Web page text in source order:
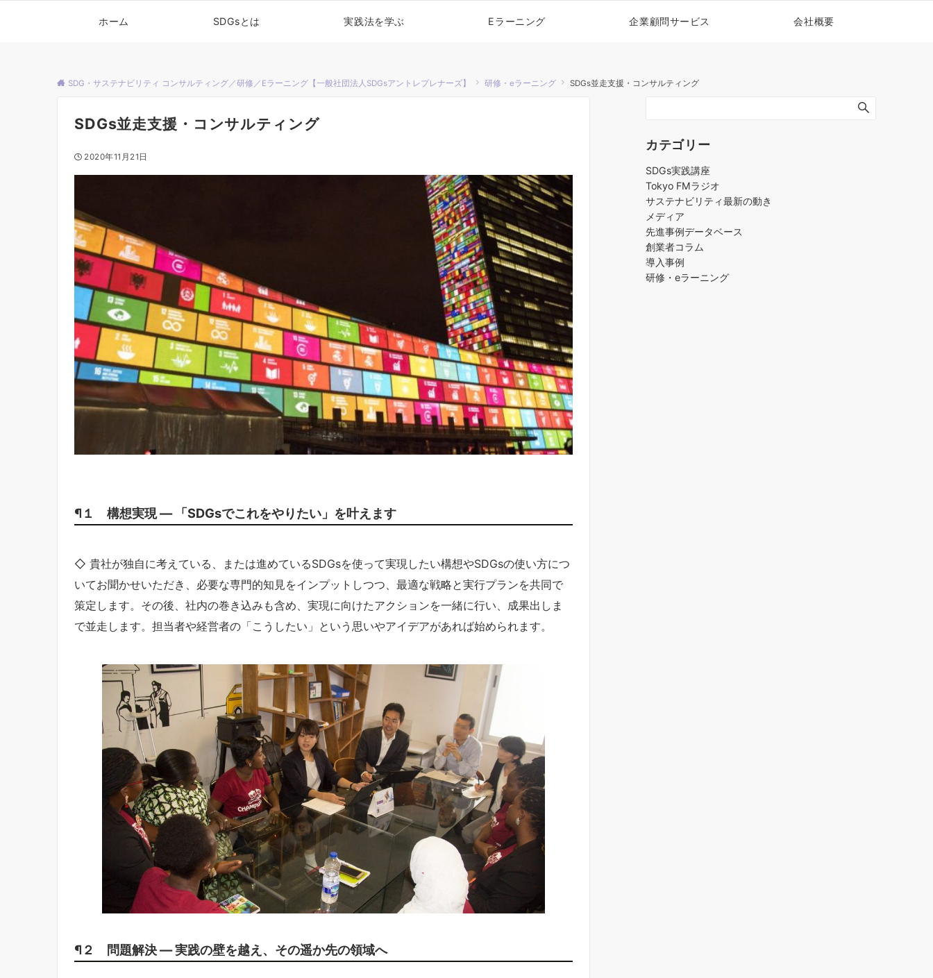
ホーム SDGsとは 実践法を学ぶ Eラーニング 企業顧問サービス 会社概要
SDG・サステナビリティ コンサルティング／研修／Eラーニング【一般社団法人SDGsアントレプレナーズ】 研修・eラーニング SDGs並走支援・コンサルティング
SDGs並走支援・コンサルティング
2020年11月21日
¶１ 構想実現 ― 「SDGsでこれをやりたい」を叶えます
◇ 貴社が独自に考えている、または進めているSDGsを使って実現したい構想やSDGsの使い方につ
いてお聞かせいただき、必要な専門的知見をインプットしつつ、最適な戦略と実行プランを共同で
策定します。その後、社内の巻き込みも含め、実現に向けたアクションを一緒に行い、成果出しま
で並走します。担当者や経営者の「こうしたい」という思いやアイデアがあれば始められます。
¶２ 問題解決 ― 実践の壁を越え、その遥か先の領域へ
カテゴリー
SDGs実践講座
Tokyo FMラジオ
サステナビリティ最新の動き
メディア
先進事例データベース
創業者コラム
導入事例
研修・eラーニング